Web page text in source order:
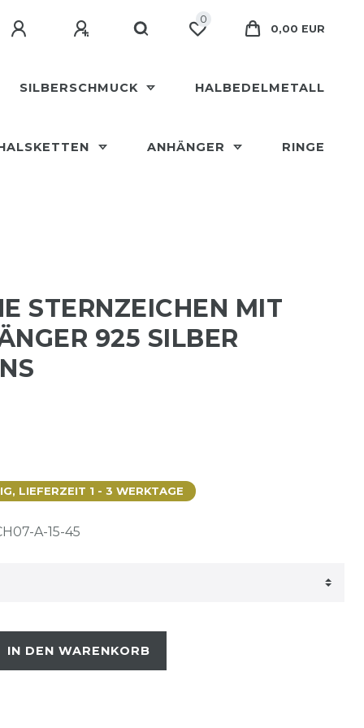
0
0,00 EUR
SILBERSCHMUCK HALBEDELMETALL
ANHÄNGER RINGE
STERNZEICHEN MIT
925 SILBER
LIEFERZEIT 1 - 3 WERKTAGE
A-15-45
IN DEN WARENKORB